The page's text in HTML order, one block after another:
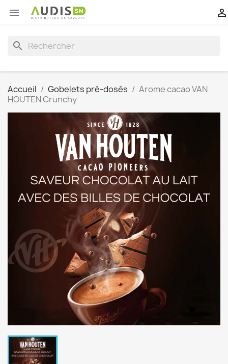
 
search
Accueil Gobelets pré-dosés
Arome cacao VAN
HOUTEN Crunchy